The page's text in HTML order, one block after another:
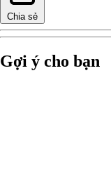
Chia sẻ
Gợi ý cho bạn